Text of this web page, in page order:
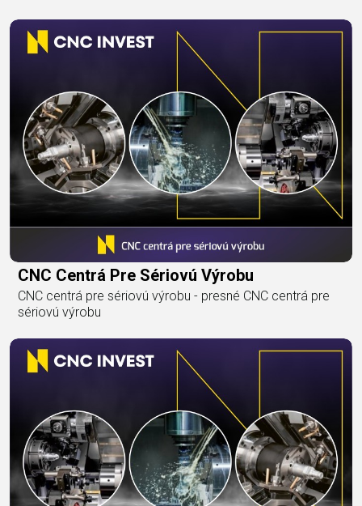
CNC Centrá Pre Sériovú Výrobu
CNC centrá pre sériovú výrobu - presné CNC centrá pre
sériovú výrobu